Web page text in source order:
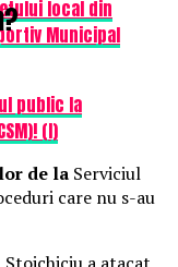
local din
Municipal
public la
(I)
de la Serviciul
care nu s-au